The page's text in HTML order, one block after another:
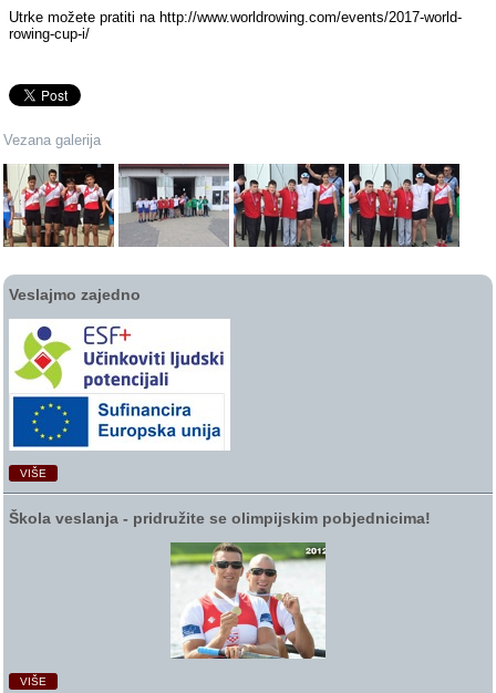
Utrke možete pratiti na http://www.worldrowing.com/events/2017-world-
rowing-cup-i/
Vezana galerija
Veslajmo zajedno
VIŠE
Škola veslanja ‑ pridružite se olimpijskim pobjednicima!
VIŠE